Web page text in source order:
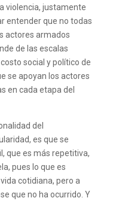
violencia, justamente
entender que no todas
actores armados
de las escalas
social y político de
se apoyan los actores
en cada etapa del
del
es que se
que es más repetitiva,
pues lo que es
cotidiana, pero a
que no ha ocurrido. Y